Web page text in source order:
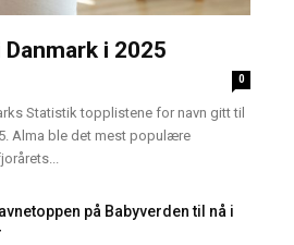
i 2025
0
Statistik topplistene for navn gitt til
Alma ble det mest populære
på Babyverden til nå i